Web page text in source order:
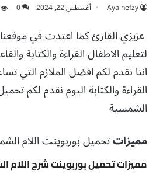
Aya hefzy أغسطس 22, 2024 0
عزيزي القارئ كما اعتدت في موقعنا
لتعليم الاطفال القراءة والكتابة
اننا نقدم لكم افضل الملازم التي
القراءة والكتابة اليوم نقدم لكم
الشمسية
مميزاتتحميل بوربوينت اللام
مميزات تحميل بوربوينت شرح اللام